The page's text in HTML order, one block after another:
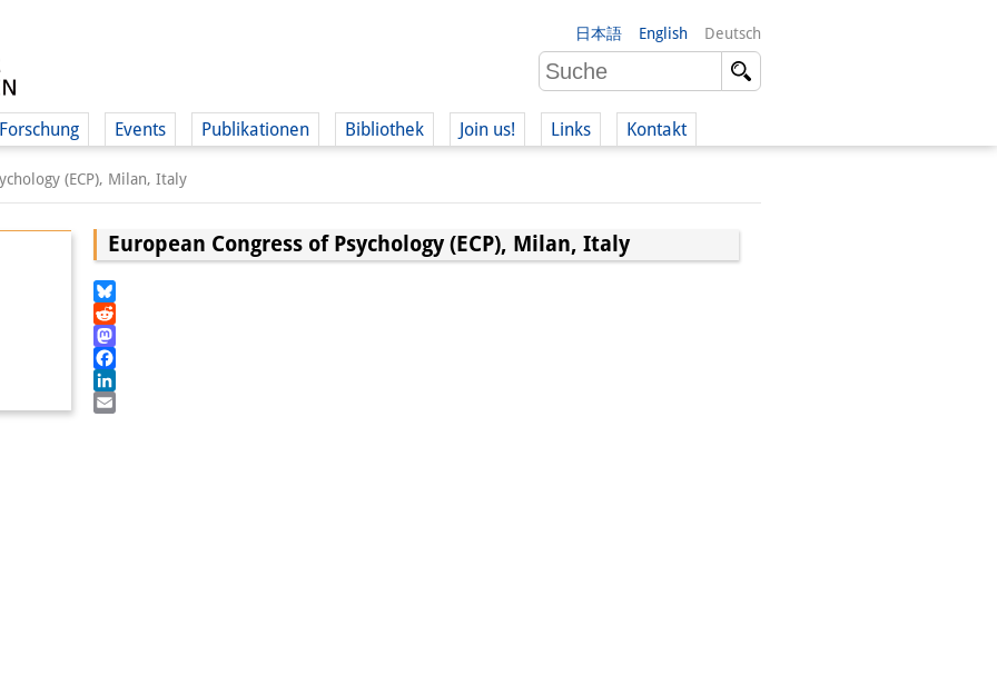
日本語 English Deutsch
Forschung Events Publikationen Bibliothek Join us! Links Kontakt
(ECP), Milan, Italy
European Congress of Psychology (ECP), Milan, Italy
Bluesky
Reddit
Mastodon
Facebook
LinkedIn